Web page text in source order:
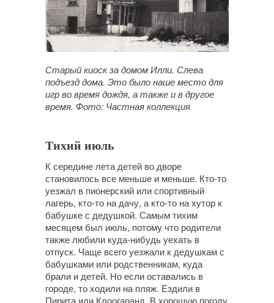
Старый киоск за домом Илли. Слева
подъезд дома. Это было наше место для
игр во время дождя, а также и в другое
время. Фото: Частная коллекция
Тихий июль
К середине лета детей во дворе
становилось все меньше и меньше. Кто-то
уезжал в пионерский или спортивный
лагерь, кто-то на дачу, а кто-то на хутор к
бабушке с дедушкой. Самым тихим
месяцем был июль, потому что родители
также любили куда-нибудь уехать в
отпуск. Чаще всего уезжали к дедушкам с
бабушками или родственникам, куда
брали и детей. Но если оставались в
городе, то ходили на пляж. Ездили в